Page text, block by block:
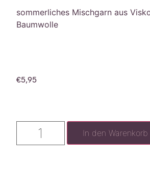
sommerliches Mischgarn aus
Baumwolle
€5,95
In den Warenkorb